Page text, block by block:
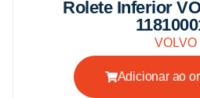
Rolete Inferior
VOLVO
Adicionar ao